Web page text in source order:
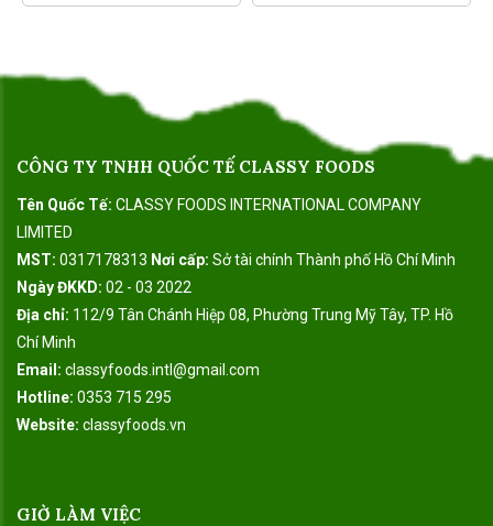
CÔNG TY TNHH QUỐC TẾ CLASSY FOODS
Tên Quốc Tế: CLASSY FOODS INTERNATIONAL COMPANY
LIMITED
MST: 0317178313 Nơi cấp: Sở tài chính Thành phố Hồ Chí Minh
Ngày ĐKKD: 02 - 03 2022
Địa chỉ: 112/9 Tân Chánh Hiệp 08, Phường Trung Mỹ Tây, TP. Hồ
Chí Minh
Email: classyfoods.intl@gmail.com
Hotline: 0353 715 295
Website: classyfoods.vn
GIỜ LÀM VIỆC